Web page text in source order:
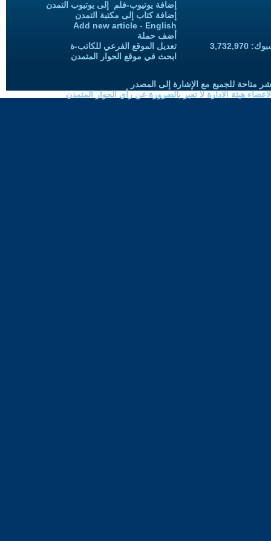
إضافة يوتيوب-فلم إلى يوتيوب التمدن
إضافة كتاب إلى مكتبة التمدن
Add new article - English
أضف حملة
تعديل الموقع الفرعي للكاتب-ة
ابحث في موقع الحوار المتمدن
متاحة للجميع مع الإشارة إلى المصدر
هيئة الادارة لا تعبر بالضرورة عن رأي الحوار المتمدن